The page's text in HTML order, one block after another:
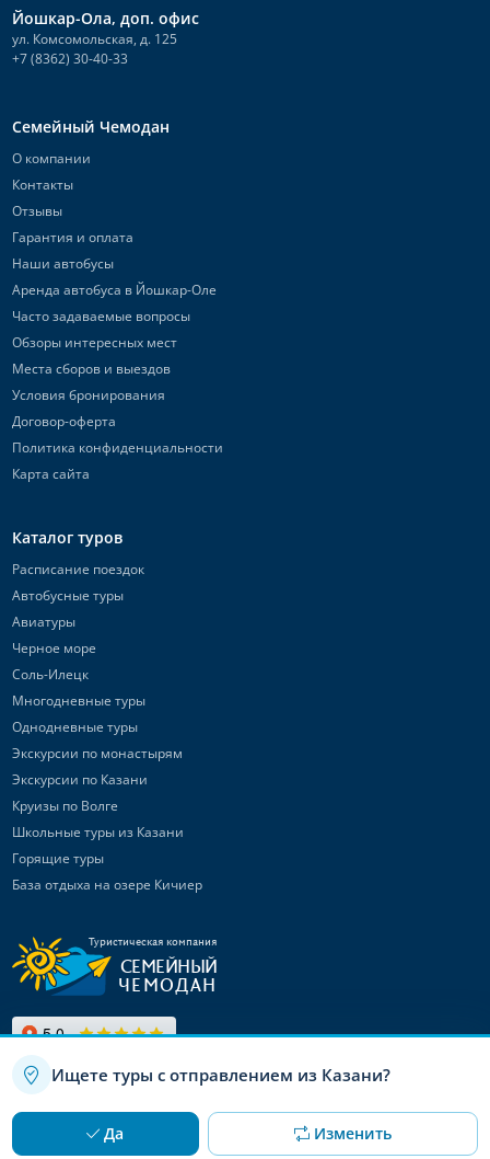
Ищете туры с отправлением из Казани?
Да Изменить
Йошкар-Ола, доп. офис
ул. Комсомольская, д. 125
+7 (8362) 30-40-33
Семейный Чемодан
О компании
Контакты
Отзывы
Гарантия и оплата
Наши автобусы
Аренда автобуса в Йошкар-Оле
Часто задаваемые вопросы
Обзоры интересных мест
Места сборов и выездов
Условия бронирования
Договор-оферта
Политика конфиденциальности
Карта сайта
Каталог туров
Расписание поездок
Автобусные туры
Авиатуры
Черное море
Соль-Илецк
Многодневные туры
Однодневные туры
Экскурсии по монастырям
Экскурсии по Казани
Круизы по Волге
Школьные туры из Казани
Горящие туры
База отдыха на озере Кичиер
Туристическая компания
СЕМЕЙНЫЙ
ЧЕМОДАН
Используя данный сайт, вы даете согласие на использование
файлов cookie